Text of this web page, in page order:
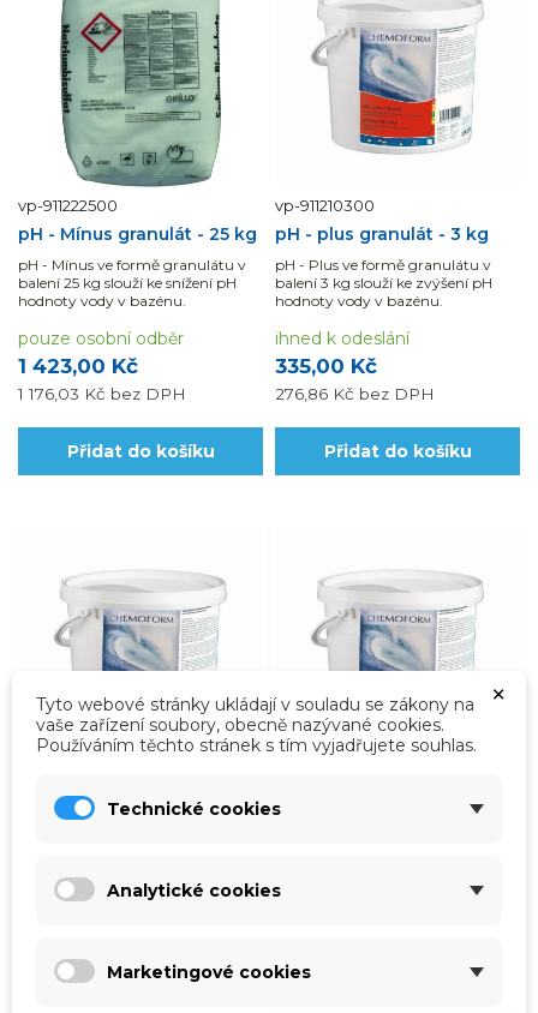
vp-911222500
pH - Mínus granulát - 25 kg
pH - Mínus ve formě granulátu v
balení 25 kg slouží ke snížení pH
hodnoty vody v bazénu.
1 423,00 Kč
1 176,03 Kč bez DPH
pouze osobní odběr
Přidat do košíku
vp-911210300
pH - plus granulát - 3 kg
pH - Plus ve formě granulátu v
balení 3 kg slouží ke zvýšení pH
hodnoty vody v bazénu.
335,00 Kč
276,86 Kč bez DPH
ihned k odeslání
Přidat do košíku
pH - plus granulát - 10 kg
914,05 Kč bez DPH
pH - Mínus granulát - 15 kg
970,25 Kč
×
Tyto webové stránky ukládají v souladu se zákony na
vaše zařízení soubory, obecně nazývané cookies.
Používáním těchto stránek s tím vyjadřujete souhlas.
Technické cookies
Analytické cookies
Marketingové cookies